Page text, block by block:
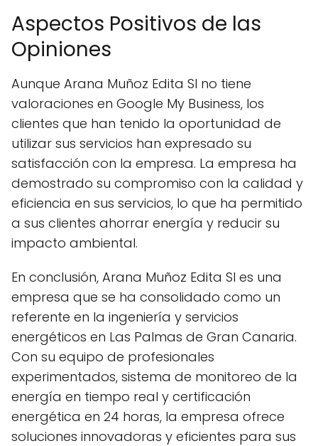
Aspectos Positivos de las
Opiniones
Aunque Arana Muñoz Edita Sl no tiene
valoraciones en Google My Business, los
clientes que han tenido la oportunidad de
utilizar sus servicios han expresado su
satisfacción con la empresa. La empresa ha
demostrado su compromiso con la calidad y
eficiencia en sus servicios, lo que ha permitido
a sus clientes ahorrar energía y reducir su
impacto ambiental.
En conclusión, Arana Muñoz Edita Sl es una
empresa que se ha consolidado como un
referente en la ingeniería y servicios
energéticos en Las Palmas de Gran Canaria.
Con su equipo de profesionales
experimentados, sistema de monitoreo de la
energía en tiempo real y certificación
energética en 24 horas, la empresa ofrece
soluciones innovadoras y eficientes para sus